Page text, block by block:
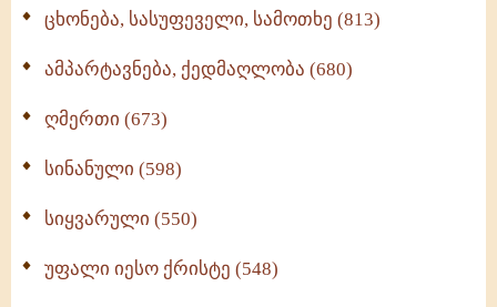
ცხონება, სასუფეველი, სამოთხე (813)
ამპარტავნება, ქედმაღლობა (680)
ღმერთი (673)
სინანული (598)
სიყვარული (550)
უფალი იესო ქრისტე (548)